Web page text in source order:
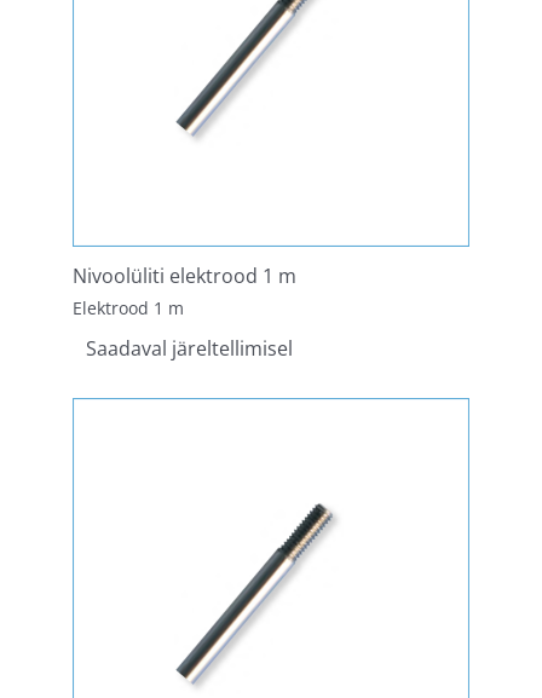
Nivoolüliti elektrood 1 m
Elektrood 1 m
Saadaval järeltellimisel